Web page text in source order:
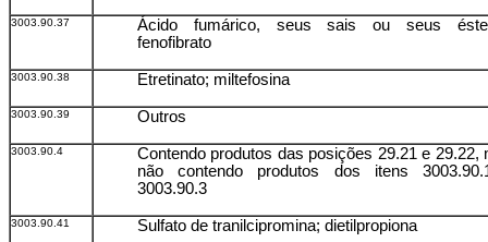
3003.90.37
Ácido fumárico, seus sais ou seus
fenofibrato
3003.90.38 Etretinato; miltefosina
3003.90.39 Outros
3003.90.4
Contendo produtos das posições 29.21 e 29.22,
não contendo produtos dos itens
3003.90.3
3003.90.41 Sulfato de tranilcipromina; dietilpropiona